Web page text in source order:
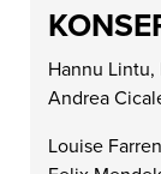
Hannu
Andrea
Louise